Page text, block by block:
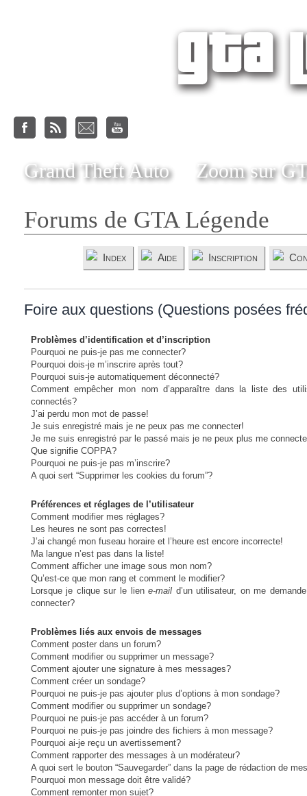
Grand Theft Auto Zoom sur
Forums de GTA Légende
Index Aide Inscription
Foire aux questions (Questions posées
Problèmes d’identification et d’inscription
Pourquoi ne puis-je pas me connecter?
Pourquoi dois-je m’inscrire après tout?
Pourquoi suis-je automatiquement déconnecté?
Comment empêcher mon nom d’apparaître dans la liste des
connectés?
J’ai perdu mon mot de passe!
Je suis enregistré mais je ne peux pas me connecter!
Je me suis enregistré par le passé mais je ne peux plus me
Que signifie COPPA?
Pourquoi ne puis-je pas m’inscrire?
A quoi sert “Supprimer les cookies du forum”?
Préférences et réglages de l’utilisateur
Comment modifier mes réglages?
Les heures ne sont pas correctes!
J’ai changé mon fuseau horaire et l’heure est encore incorrecte!
Ma langue n’est pas dans la liste!
Comment afficher une image sous mon nom?
Qu’est-ce que mon rang et comment le modifier?
Lorsque je clique sur le liene-mail d’un utilisateur, on me
connecter?
Problèmes liés aux envois de messages
Comment poster dans un forum?
Comment modifier ou supprimer un message?
Comment ajouter une signature à mes messages?
Comment créer un sondage?
Pourquoi ne puis-je pas ajouter plus d’options à mon sondage?
Comment modifier ou supprimer un sondage?
Pourquoi ne puis-je pas accéder à un forum?
Pourquoi ne puis-je pas joindre des fichiers à mon message?
Pourquoi ai-je reçu un avertissement?
Comment rapporter des messages à un modérateur?
A quoi sert le bouton “Sauvegarder” dans la page de rédaction de
Pourquoi mon message doit être validé?
Comment remonter mon sujet?